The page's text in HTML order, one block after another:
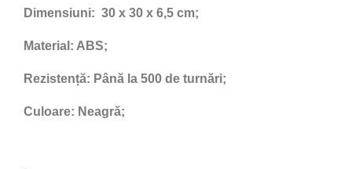
Dimensiuni: 30 x 30 x 6,5 cm;
Material: ABS;
Rezistență: Până la 500 de turnări;
Culoare: Neagră;